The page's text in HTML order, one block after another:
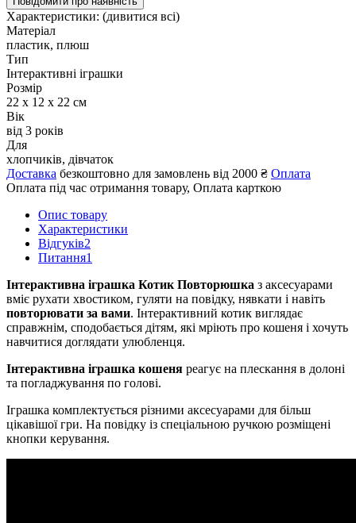
Характеристики: (дивитися всі)
Матеріал
пластик, плюш
Тип
Інтерактивні іграшки
Розмір
22 х 12 х 22 см
Вік
від 3 років
Для
хлопчиків, дівчаток
Доставка безкоштовно для замовлень від 2000 ₴ Оплата
Оплата під час отримання товару, Оплата карткою
Опис товару
Характеристики
Відгуків2
Питання1
Інтерактивна іграшка Котик Повторюшка з аксесуарами
вміє рухати хвостиком, гуляти на повідку, нявкати і навіть
повторювати за вами. Інтерактивний котик виглядає
справжнім, сподобається дітям, які мріють про кошеня і хочуть
навчитися доглядати улюбленця.
Інтерактивна іграшка кошеня реагує на плескання в долоні
та погладжування по голові.
Іграшка комплектується різними аксесуарами для більш
цікавішої гри. На повідку із спеціальною ручкою розміщені
кнопки керування.